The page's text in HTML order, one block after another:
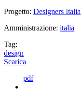
Progetto: Designers Italia
Amministrazione: italia
Tag:
design
Scarica
pdf